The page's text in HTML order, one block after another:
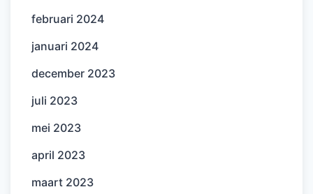
februari 2024
januari 2024
december 2023
juli 2023
mei 2023
april 2023
maart 2023